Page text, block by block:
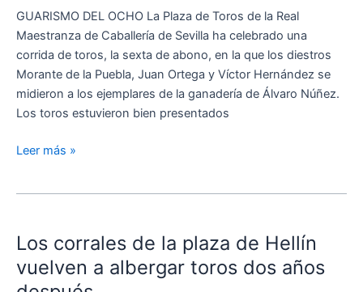
GUARISMO DEL OCHO La Plaza de Toros de la Real
Maestranza de Caballería de Sevilla ha celebrado una
corrida de toros, la sexta de abono, en la que los diestros
Morante de la Puebla, Juan Ortega y Víctor Hernández se
midieron a los ejemplares de la ganadería de Álvaro Núñez.
Los toros estuvieron bien presentados
en
oro
Morante
de
la
en
Leer más »
Los corrales de la plaza de Hellín
vuelven a albergar toros dos años
de
la
plaza